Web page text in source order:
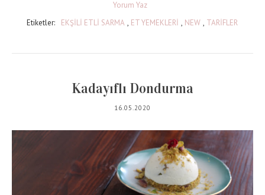
Yorum Yaz
Etiketler:
EKŞİLİ ETLİ SARMA , ET YEMEKLERİ , NEW , TARİFLER
Kadayıflı Dondurma
16.05.2020